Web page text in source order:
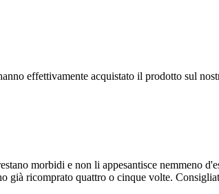
effettivamente acquistato il prodotto sul
morbidi e non li appesantisce nemmeno
già ricomprato quattro o cinque volte.